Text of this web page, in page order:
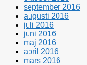
september 2016
augusti 2016
juli 2016
juni 2016
maj 2016
april 2016
mars 2016